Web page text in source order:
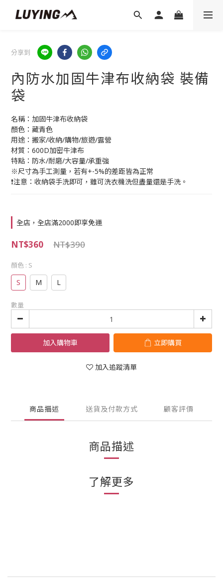
分享到
內防水加固牛津布收納袋 裝備
袋
名稱：加固牛津布收納袋
顏色：藏青色
用途：搬家/收納/購物/旅遊/露營
材質：600D加密牛津布
特點：防水/耐磨/大容量/承重強
※尺寸為手工測量，若有+-5%的差距皆為正常
❗注意：收納袋手洗即可，雖可洗衣機洗但盡量還是手洗。
全店，全店滿2000即享免運
NT$390
NT$360
顏色 : S
S M L
數量
加入購物車 立即購買
加入追蹤清單
商品描述 送貨及付款方式 顧客評價
商品描述
了解更多